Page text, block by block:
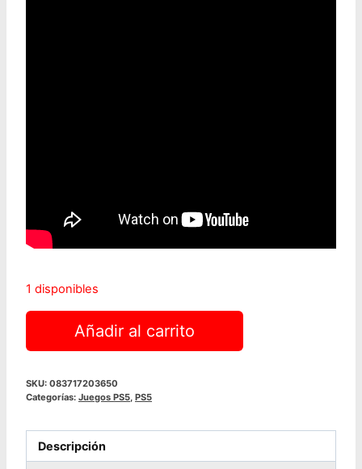
1 disponibles
Silent
|
PS5
Añadir al carrito
SKU: 083717203650
Categorías: Juegos PS5 PS5
Descripción